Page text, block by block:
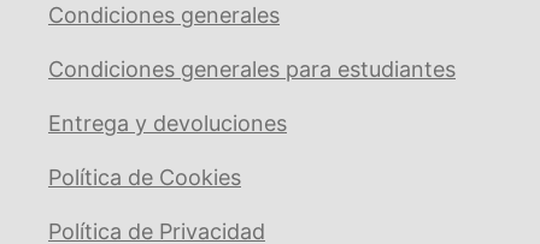
Condiciones generales
Condiciones generales para estudiantes
Entrega y devoluciones
Política de Cookies
Política de Privacidad